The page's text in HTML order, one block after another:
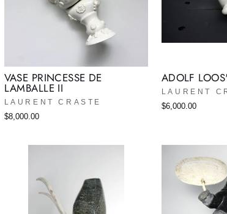
VASE PRINCESSE DE
LAMBALLE II
LAURENT CRASTE
$8,000.00
ADOLF
LAURENT
$6,000.00